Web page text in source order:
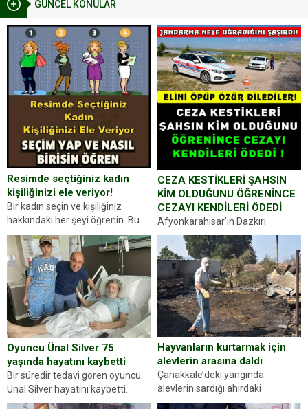
GÜNCEL KONULAR
Resimde seçtiğiniz kadın
kişiliğinizi ele veriyor!
Bir kadın seçin ve kişiliğiniz
hakkındaki her şeyi öğrenin. Bu
kez karşınıza oldukça farklı bir
kişilik testiyle çıkıyoruz. Resimde
gördüğünüz kadın figürlerinden
dikkatinizi en...
CEZA KESTİKLERİ ŞAHSIN
KİM OLDUĞUNU ÖĞRENİNCE
CEZAYI KENDİLERİ ÖDEDİ
Afyonkarahisar’ın Dazkırı
ilçesinde trafik uygulaması
yapan jandarma ekipleri
durdurdukları bir otomobilin
sürücüsünden ehliyet ve ruhsat
sorup belgelerini istedi. Sürücü
Abdurrahman Ö.nün verdiği
evraklarda eksik olduğunu...
Oyuncu Ünal Silver 75
yaşında hayatını kaybetti
Bir süredir tedavi gören oyuncu
Ünal Silver hayatını kaybetti.
Haberi, oyuncunun menajerlik
Hayvanların kurtarmak için
alevlerin arasına daldı
Çanakkale’deki yangında
alevlerin sardığı ahırdaki
hayvanlarını kurtarmak isteyen